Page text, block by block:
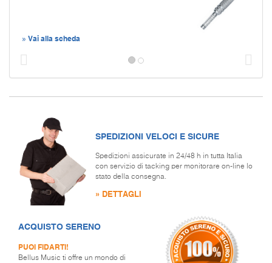
» Vai alla scheda
SPEDIZIONI VELOCI E SICURE
Spedizioni assicurate in 24/48 h in tutta Italia
con servizio di tacking per monitorare on-line lo
stato della consegna.
» DETTAGLI
ACQUISTO SERENO
PUOI FIDARTI!
Bellus Music ti offre un mondo di